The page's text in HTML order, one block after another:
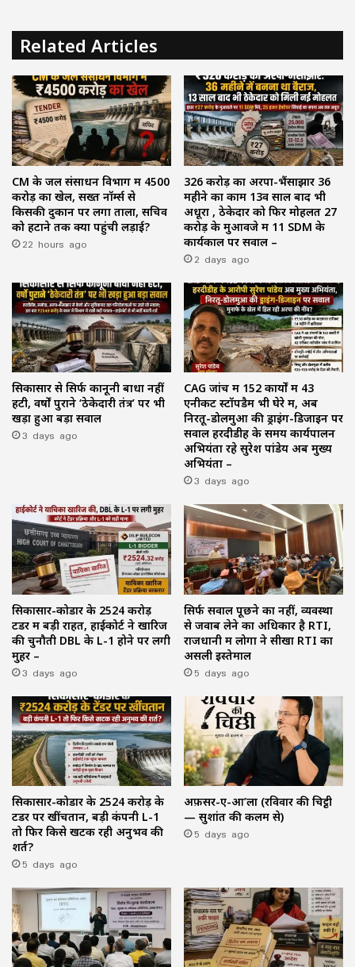
Related Articles
CM के जल संसाधन विभाग में ₹4500
करोड़ का खेल, सख्त नॉर्म्स से
किसकी दुकान पर लगा ताला, सचिव
को हटाने तक क्यों पहुंची लड़ाई?
22 hours ago
₹326 करोड़ का अरपा-भैंसाझार 36
महीने का काम 13वें साल बाद भी
अधूरा , ठेकेदार को फिर मोहलत ₹27
करोड़ के मुआवजे में 11 SDM के
कार्यकाल पर सवाल –
2 days ago
सिकासार से सिर्फ कानूनी बाधा नहीं
हटी, वर्षों पुराने ‘ठेकेदारी तंत्र’ पर भी
खड़ा हुआ बड़ा सवाल
3 days ago
CAG जांच में 152 कार्यों में 43
एनीकट स्टॉपडैम भी घेरे में, अब
निरतू-डोलमुआ की ड्राइंग-डिजाइन पर
सवाल हरदीडीह के समय कार्यपालन
अभियंता रहे सुरेश पांडेय अब मुख्य
अभियंता –
3 days ago
सिकासार-कोडार के ₹2524 करोड़
टेंडर में बड़ी राहत, हाईकोर्ट ने खारिज
की चुनौती DBL के L-1 होने पर लगी
मुहर –
3 days ago
सिर्फ सवाल पूछने का नहीं, व्यवस्था
से जवाब लेने का अधिकार है RTI,
राजधानी में लोगों ने सीखा RTI का
असली इस्तेमाल
5 days ago
सिकासार-कोडार के ₹2524 करोड़ के
टेंडर पर खींचतान, बड़ी कंपनी L-1
तो फिर किसे खटक रही अनुभव की
शर्त?
5 days ago
अफ़सर-ए-आ’ला (रविवार की चिट्ठी
— सुशांत की कलम से)
5 days ago